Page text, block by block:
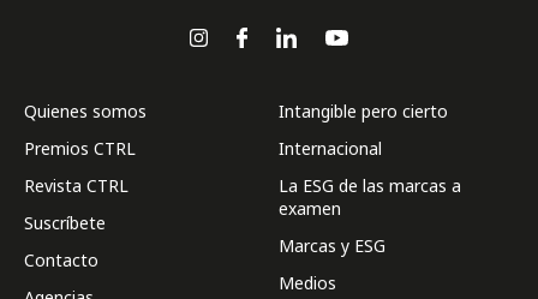
Quienes somos
Premios CTRL
Revista CTRL
Suscríbete
Contacto
Intangible pero cierto
Internacional
La ESG de las marcas a
examen
Marcas y ESG
Medios